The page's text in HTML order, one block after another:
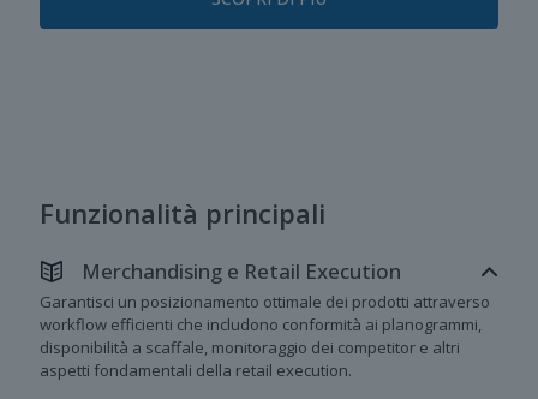
Funzionalità principali
Merchandising e Retail Execution
Garantisci un posizionamento ottimale dei prodotti attraverso
workflow efficienti che includono conformità ai planogrammi,
disponibilità a scaffale, monitoraggio dei competitor e altri
aspetti fondamentali della retail execution.